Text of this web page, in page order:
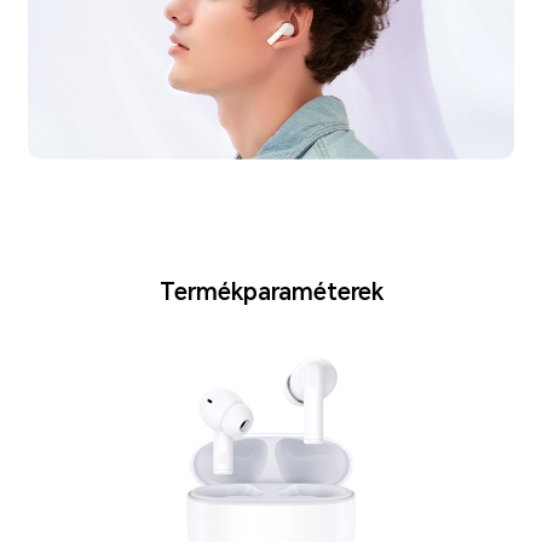
Termékparaméterek